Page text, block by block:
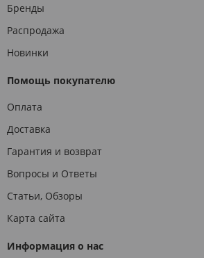
Бренды
Распродажа
Новинки
Помощь покупателю
Оплата
Доставка
Гарантия и возврат
Вопросы и Ответы
Статьи, Обзоры
Карта сайта
Информация о нас